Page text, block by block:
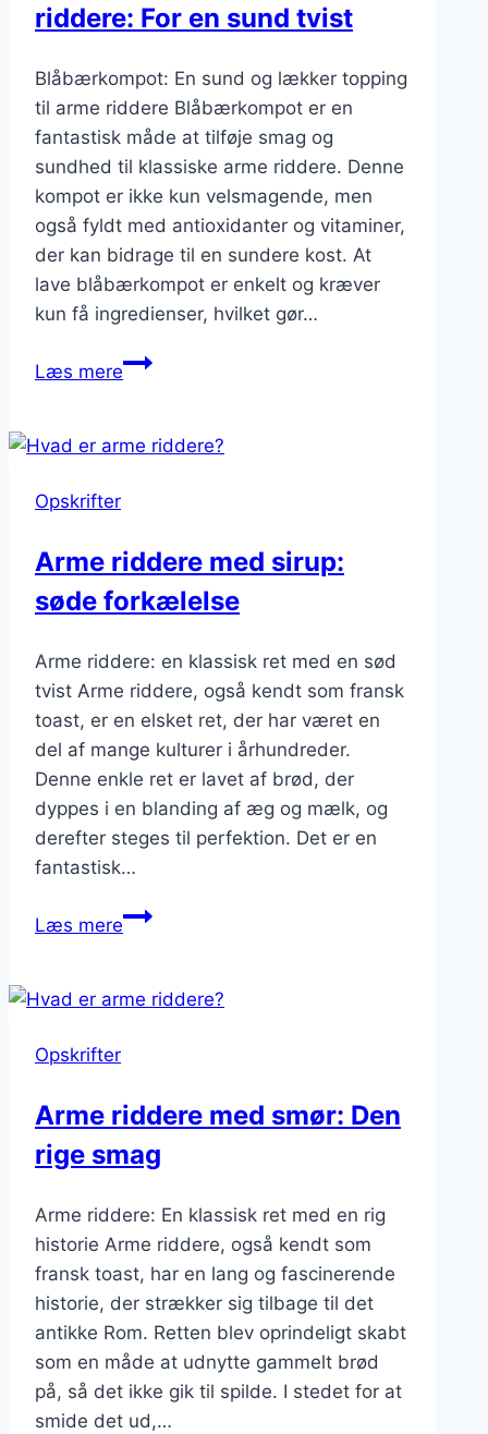
riddere: For en sund tvist
Blåbærkompot: En sund og lækker topping
til arme riddere Blåbærkompot er en
fantastisk måde at tilføje smag og
sundhed til klassiske arme riddere. Denne
kompot er ikke kun velsmagende, men
også fyldt med antioxidanter og vitaminer,
der kan bidrage til en sundere kost. At
lave blåbærkompot er enkelt og kræver
kun få ingredienser, hvilket gør…
Læs mereBlåbærkompot
riddere:
tvist
Opskrifter
Arme riddere med sirup:
søde forkælelse
Arme riddere: en klassisk ret med en sød
tvist Arme riddere, også kendt som fransk
toast, er en elsket ret, der har været en
del af mange kulturer i århundreder.
Denne enkle ret er lavet af brød, der
dyppes i en blanding af æg og mælk, og
derefter steges til perfektion. Det er en
fantastisk…
Læs mereArme
sirup:
Opskrifter
Arme riddere med smør: Den
rige smag
Arme riddere: En klassisk ret med en rig
historie Arme riddere, også kendt som
fransk toast, har en lang og fascinerende
historie, der strækker sig tilbage til det
antikke Rom. Retten blev oprindeligt skabt
som en måde at udnytte gammelt brød
på, så det ikke gik til spilde. I stedet for at
smide det ud,…